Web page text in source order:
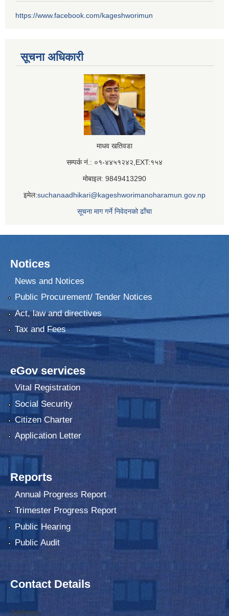
https://www.facebook.com/kageshworimun
सूचना अधिकारी
माधव खतिवडा
सम्पर्क नं.: ०१-४४५१२४२,EXT:१५४
मोबाइल: 9849413290
इमेल:suchanaadhikari@kageshworimanoharamun.gov.np
सूचना माग गर्ने निवेदनको ढाँचा
Notices
News and Notices
Public Procurement/ Tender Notices
Act, law and directives
Tax and Fees
eGov services
Vital Registration
Social Security
Citizen Charter
Application Letter
Reports
Annual Progress Report
Trimester Progress Report
Public Hearing
Public Audit
Contact Details
Address